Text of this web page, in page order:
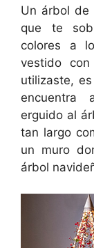
Un árbol de
que te
colores a
vestido
utilizaste,
encuentra
erguido al
tan largo
un muro
árbol